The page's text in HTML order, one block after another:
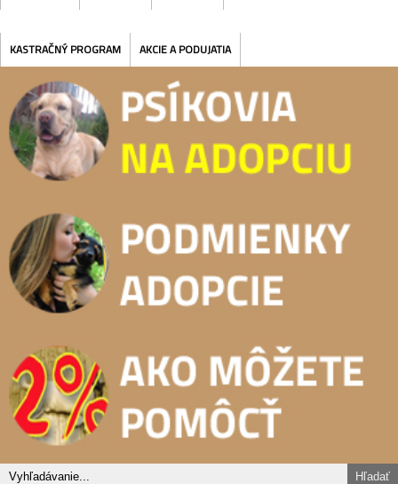
KASTRAČNÝ PROGRAM AKCIE A PODUJATIA